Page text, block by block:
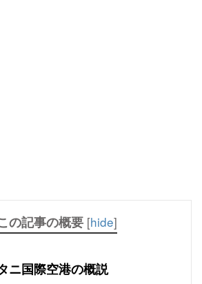
の記事の概要 [hide]
ニ国際空港の概説